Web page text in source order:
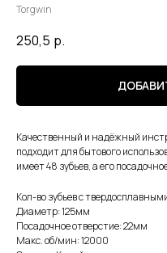
Torgwin
250,5 р.
Качественный и надёжный
подходит для бытового
имеет 48 зубьев, а его
Кол-во зубьев с
Диаметр: 125мм
Посадочное отверстие: 22мм
Макс. об/мин: 12000